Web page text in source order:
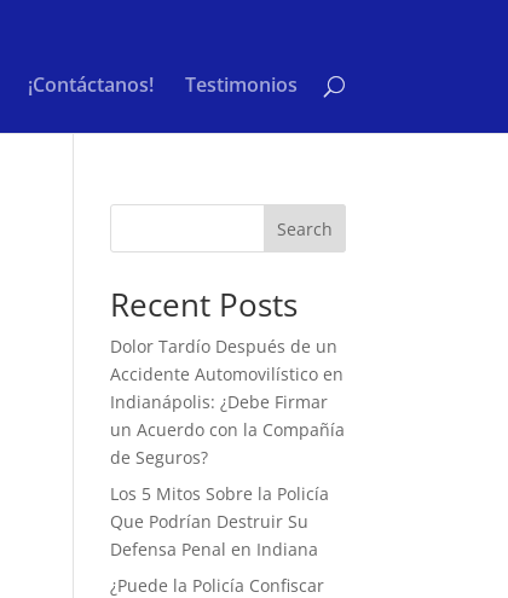
¡Contáctanos! Testimonios
Search
Recent Posts
Dolor Tardío Después de un
Accidente Automovilístico en
Indianápolis: ¿Debe Firmar
un Acuerdo con la Compañía
de Seguros?
Los 5 Mitos Sobre la Policía
Que Podrían Destruir Su
Defensa Penal en Indiana
¿Puede la Policía Confiscar